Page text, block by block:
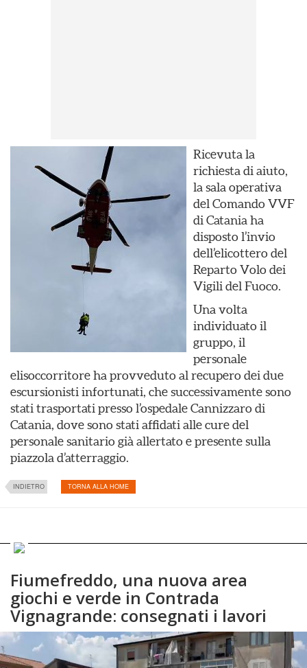
Ricevuta la
richiesta di aiuto,
la sala operativa
del Comando VVF
di Catania ha
disposto l’invio
dell’elicottero del
Reparto Volo dei
Vigili del Fuoco.
Una volta
individuato il
gruppo, il
personale
elisoccorritore ha provveduto al recupero dei due
escursionisti infortunati, che successivamente sono
stati trasportati presso l’ospedale Cannizzaro di
Catania, dove sono stati affidati alle cure del
personale sanitario già allertato e presente sulla
piazzola d’atterraggio.
INDIETRO TORNA ALLA HOME
Fiumefreddo, una nuova area
giochi e verde in Contrada
Vignagrande: consegnati i lavori